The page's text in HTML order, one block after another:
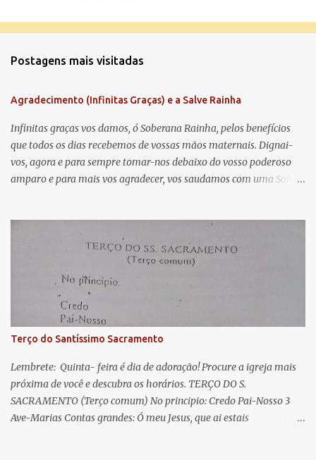
e
t
á
r
i
o
Postagens mais visitadas
Agradecimento (Infinitas Graças) e a Salve Rainha
Infinitas graças vos damos, ó Soberana Rainha, pelos benefícios
que todos os dias recebemos de vossas mãos maternais. Dignai-
vos, agora e para sempre tomar-nos debaixo do vosso poderoso
amparo e para mais vos agradecer, vos saudamos com uma Salve
lágrimas. Eia, pois, Advogada nossa, estes vossos olhos
misericordiosos a nós volvei, e depois deste desterro, mostrai-nos
Jesus. Bendito é o fruto do vosso ventre, ó clemente, ó piedosa, ó
doce e sempre Virgem Maria. Rogai por nós Santa Mãe de Deus.
Para que sejamos dignos das promessas de Cristo. Amém.
Terço do Santíssimo Sacramento
Lembrete: Quinta- feira é dia de adoração! Procure a igreja mais
próxima de você e descubra os horários. TERÇO DO S.
SACRAMENTO (Terço comum) No principio: Credo Pai-Nosso 3
Ave-Marias Contas grandes: Ó meu Jesus, que ai estais